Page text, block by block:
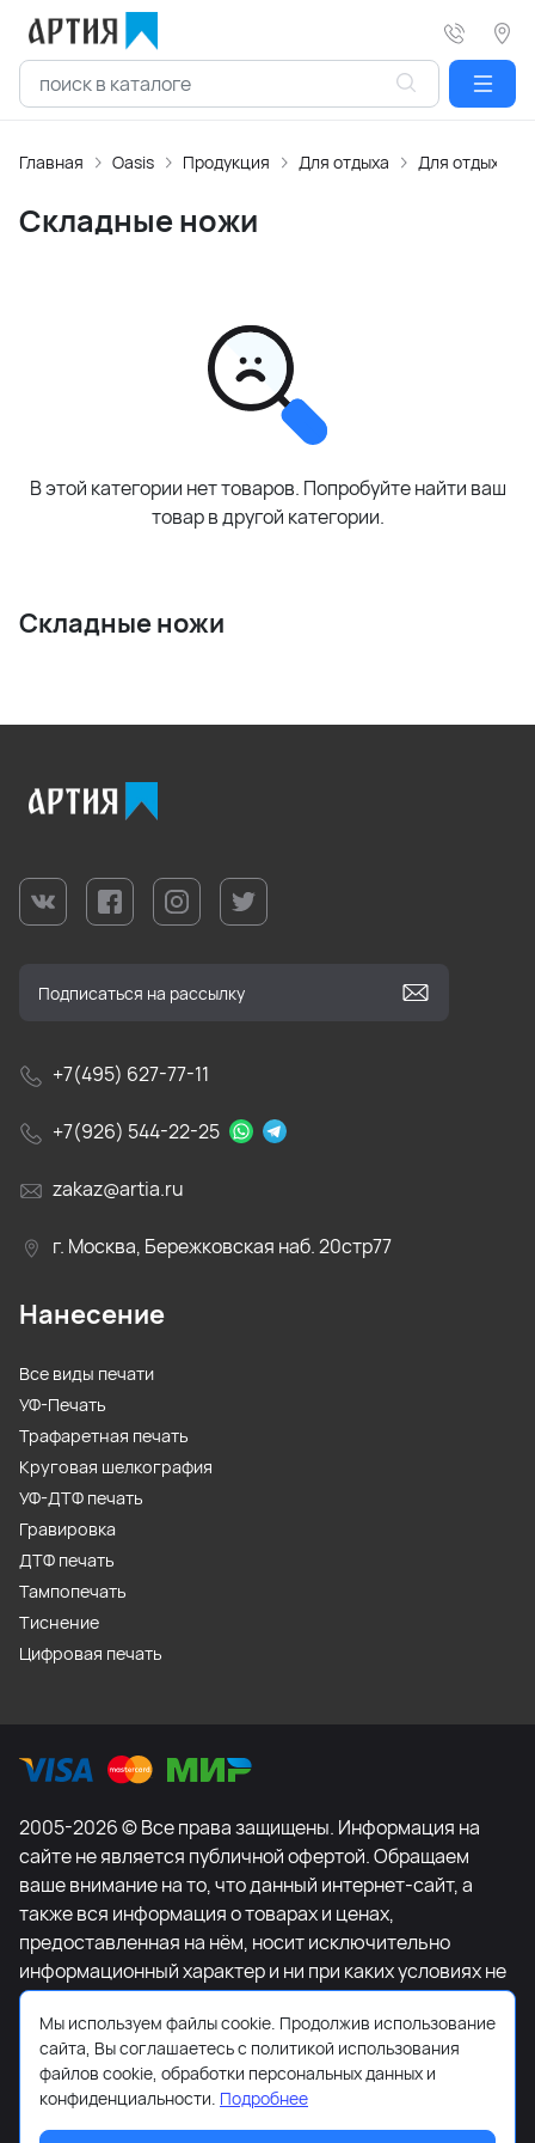
Главная Oasis Продукция Для отдыха Для отдыха
Складные ножи
В этой категории нет товаров. Попробуйте найти ваш
товар в другой категории.
Складные ножи
+7(495) 627-77-11
+7(926) 544-22-25
zakaz@artia.ru
г. Москва, Бережковская наб. 20стр77
Нанесение
Все виды печати
УФ-Печать
Трафаретная печать
Круговая шелкография
УФ-ДТФ печать
Гравировка
ДТФ печать
Тампопечать
Тиснение
Цифровая печать
2005-2026 © Все права защищены. Информация на
сайте не является публичной офертой. Обращаем
ваше внимание на то, что данный интернет-сайт, а
также вся информация о товарах и ценах,
предоставленная на нём, носит исключительно
информационный характер и ни при каких условиях не
является публичной офертой, определяемой
положениями Статьи 437 Гражданского кодекса
Российской Федерации. Для получения подробной
информации о наличии и стоимости указанных
товаров и (или) услуг, пожалуйста, обращайтесь к
Мы используем файлы cookie. Продолжив использование
сайта, Вы соглашаетесь с политикой использования
файлов cookie, обработки персональных данных и
конфиденциальности. Подробнее